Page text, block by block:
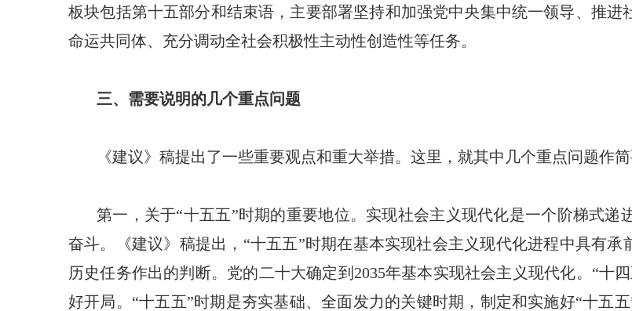
板块包括第十五部分和结束语，主要部署坚持和加强党中央集中统一领导、推
命运共同体、充分调动全社会积极性主动性创造性等任务。
三、需要说明的几个重点问题
《建议》稿提出了一些重要观点和重大举措。这里，就其中几个重点问题作简
第一，关于“十五五”时期的重要地位。实现社会主义现代化是一个阶梯式
奋斗。《建议》稿提出，“十五五”时期在基本实现社会主义现代化进程中具有
历史任务作出的判断。党的二十大确定到2035年基本实现社会主义现代化。“十
好开局。“十五五”时期是夯实基础、全面发力的关键时期，制定和实施好“十五